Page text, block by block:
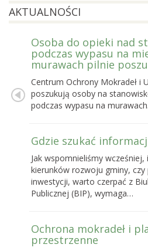
AKTUALNOŚCI
Osoba do opieki nad
podczas wypasu na
murawach pilnie
Centrum Ochrony Mokradeł i
poszukują osoby na
podczas wypasu na
Gdzie szukać
Jak wspomnieliśmy
kierunków rozwoju gminy, czy
inwestycji, warto czerpać z
Publicznej (BIP), wymaga…
Ochrona mokradeł i
przestrzenne